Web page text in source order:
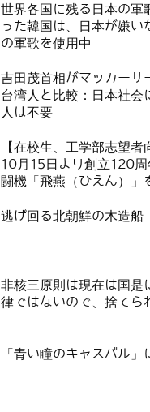
世界各国に残る日本の軍
った韓国は、日本が嫌い
の軍歌を使用中
吉田茂首相がマッカー
台湾人と比較：日本社会
人は不要
【在校生、工学部志望者
10月15日より創立120
闘機「飛燕（ひえん）」
逃げ回る北朝鮮の木造船
非核三原則は現在は国是
律ではないので、捨てら
「青い瞳のキャスバル